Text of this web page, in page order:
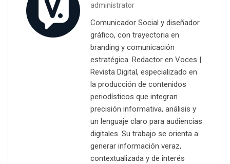
administrator
Comunicador Social y diseñador
gráfico, con trayectoria en
branding y comunicación
estratégica. Redactor en Voces |
Revista Digital, especializado en
la producción de contenidos
periodísticos que integran
precisión informativa, análisis y
un lenguaje claro para audiencias
digitales. Su trabajo se orienta a
generar información veraz,
contextualizada y de interés